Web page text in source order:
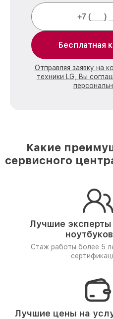
Бесплатная
Отправляя заявку на
техники LG, Вы
Какие
сервисного
Лучшие
Стаж работы более 5
Лучшие цены на